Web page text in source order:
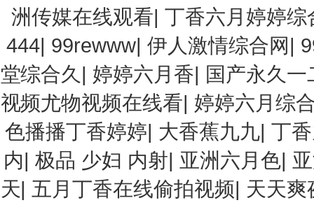
洲传媒在线观看|丁香六月婷婷综
444| 99rewww|伊人激情综合网|
堂综合久 | 婷婷六月香| 国产永久一
视频尤物视频在线看| 婷婷六月综
色播播丁香婷婷| 大香蕉九九| 丁
内|极品 少妇 内射| 亚洲六月色|
天| 五月丁香在线偷拍视频| 天天爽